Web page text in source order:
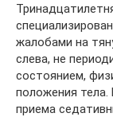
жалобами на
слева, не
состоянием,
положения тела.
приема